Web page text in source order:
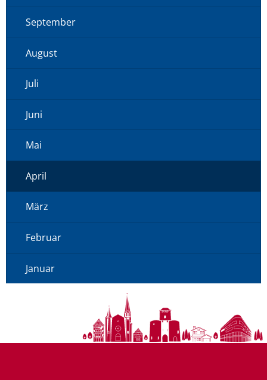
September
August
Juli
Juni
Mai
April
März
Februar
Januar